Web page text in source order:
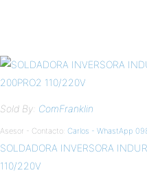
Sold By: ComFranklin
Asesor - Contacto: Carlos - WhastApp
SOLDADORA INVERSORA
110/220V